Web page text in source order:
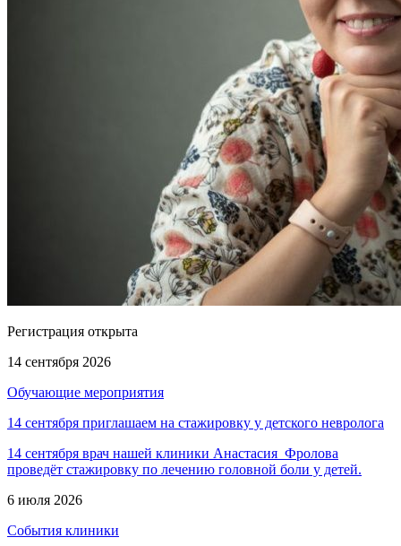
Регистрация открыта
14 сентября 2026
Обучающие мероприятия
14 сентября приглашаем на стажировку у детского невролога
14 сентября врач нашей клиники Анастасия Фролова
проведёт стажировку по лечению головной боли у детей.
6 июля 2026
События клиники